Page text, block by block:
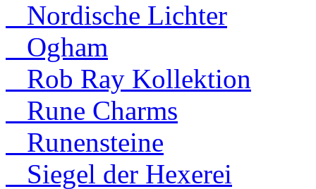
Nordische Lichter
Ogham
Rob Ray Kollektion
Rune Charms
Runensteine
Siegel der Hexerei